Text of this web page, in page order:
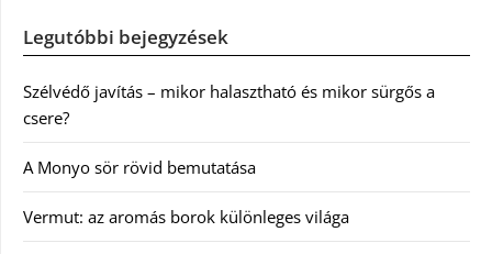
Legutóbbi bejegyzések
Szélvédő javítás – mikor halasztható és mikor sürgős a
csere?
A Monyo sör rövid bemutatása
Vermut: az aromás borok különleges világa